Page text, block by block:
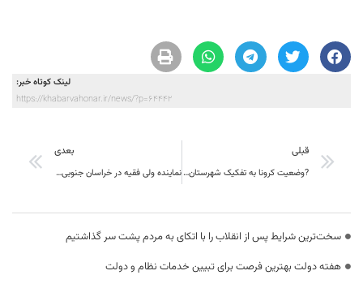
لینک کوتاه خبر:
https://khabarvahonar.ir/news/?p=64442
قبلی
?وضعیت کرونا به تفکیک شهرستان های خراسان جنوبی چهارشنبه 12 آبان ماه ۱۴۰۰
بعدی
نماینده ولی فقیه در خراسان جنوبی مورد وثوق و احترام همه گروهای اجتماعی ،مردم و گروه های سیاسی است
سخت‌ترین شرایط پس از انقلاب را با اتکای به مردم پشت سر گذاشتیم
هفته دولت بهترین فرصت برای تبیین خدمات نظام و دولت